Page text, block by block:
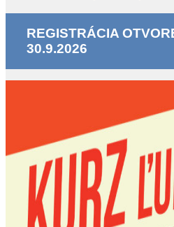
REGISTRÁCIA
30.9.2026